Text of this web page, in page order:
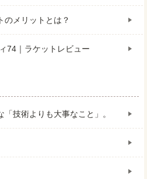
のメリットとは？
74｜ラケットレビュー
技術よりも大事なこと」。